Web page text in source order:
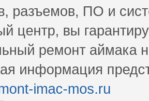
разъемов, ПО и
центр, вы
ремонт аймака
информация
imac-mos.ru